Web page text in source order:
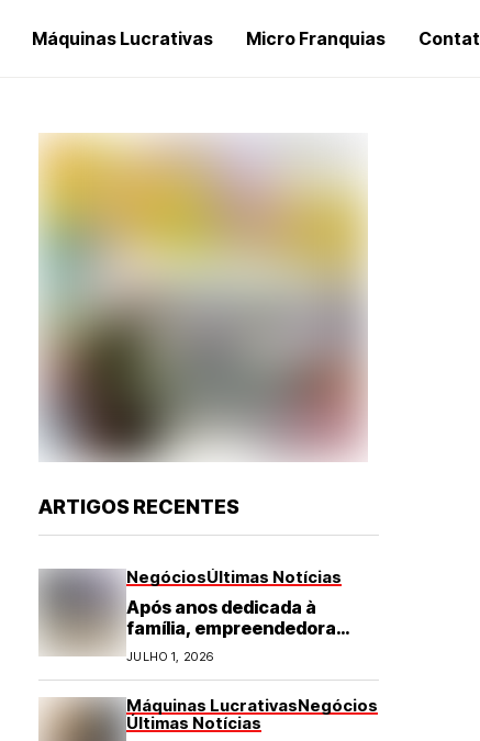
Máquinas Lucrativas Micro Franquias
ARTIGOS RECENTES
NegóciosÚltimas Notícias
Após anos dedicada à
família, empreendedora
transforma franquia de
turismo em negócio de
JULHO 1, 2026
Máquinas LucrativasNegócios
Últimas Notícias